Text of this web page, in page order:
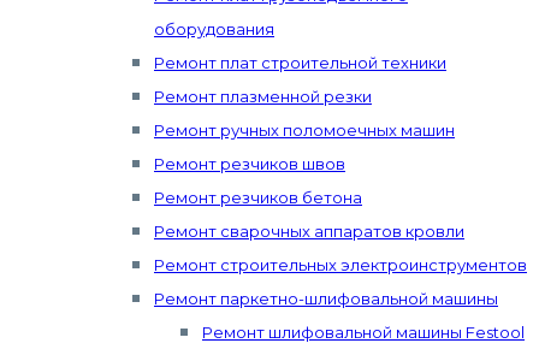
оборудования
Ремонт плат строительной техники
Ремонт плазменной резки
Ремонт ручных поломоечных машин
Ремонт резчиков швов
Ремонт резчиков бетона
Ремонт сварочных аппаратов кровли
Ремонт строительных электроинструментов
Ремонт паркетно-шлифовальной машины
Ремонт шлифовальной машины Festool